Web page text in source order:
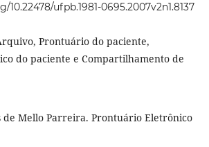
10.22478/ufpb.1981-0695.2007v2n1.8137
Prontuário do paciente,
do paciente e Compartilhamento de
de Mello Parreira. Prontuário Eletrônico